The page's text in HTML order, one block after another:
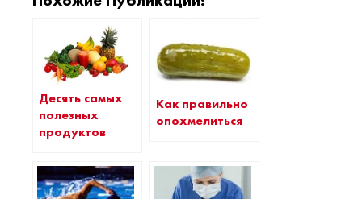
Десять самых
полезных
продуктов
Как правильно
опохмелиться